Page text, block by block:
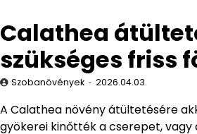
Calathea
szükséges friss
Szobanövények 2026.04.03.
A Calathea növény átültetésére
gyökerei kinőtték a cserepet, vagy